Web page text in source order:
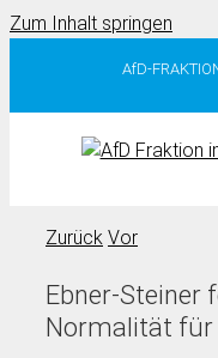
Zum Inhalt springen
AfD-
Zurück Vor
Ebner-Steiner
Normalität für